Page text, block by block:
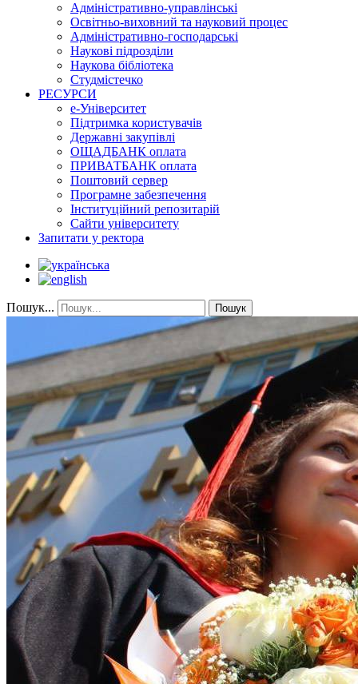
Адміністративно-управлінські
Освітньо-виховний та науковий процес
Адміністративно-господарські
Наукові підрозділи
Наукова бібліотека
Студмістечко
РЕСУРСИ
е-Університет
Підтримка користувачів
Державні закупівлі
ОЩАДБАНК оплата
ПРИВАТБАНК оплата
Поштовий сервер
Програмне забезпечення
Інституційний репозитарій
Сайти університету
Запитати у ректора
Пошук... Пошук